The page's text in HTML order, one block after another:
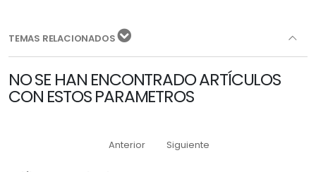
TEMAS RELACIONADOS
NO SE HAN ENCONTRADO ARTÍCULOS
CON ESTOS PARAMETROS
Anterior Siguiente